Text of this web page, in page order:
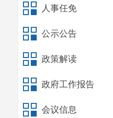
人事任免
公示公告
政策解读
政府工作报告
会议信息